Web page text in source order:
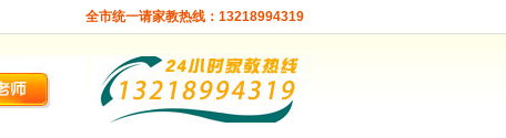
全市统一请家教热线：13218994319